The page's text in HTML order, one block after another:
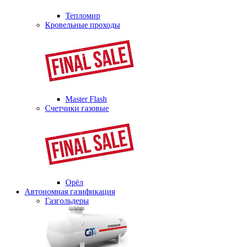
Тепломир
Кровельные проходы
Master Flash
Счетчики газовые
Орёл
Автономная газификация
Газгольдеры